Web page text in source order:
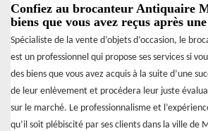
Confiez au brocanteur Antiquaire
biens que vous avez reçus après
Spécialiste de la vente d’objets d’occasion, le
est un professionnel qui propose ses services si
des biens que vous avez acquis à la suite d’une
de leur enlèvement et procédera leur juste
sur le marché. Le professionnalisme et
qu’il soit plébiscité par ses clients dans la ville de